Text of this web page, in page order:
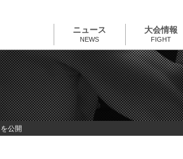
ニュース
NEWS
大会情報
FIGHT
公開